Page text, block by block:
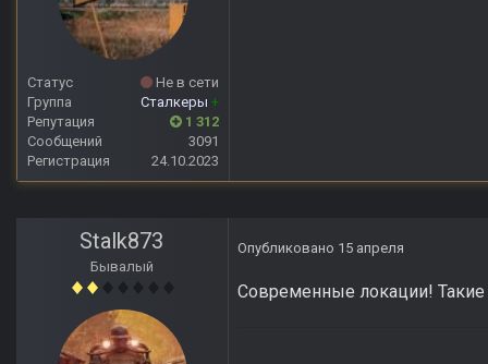
Статус
Не в сети
Группа
Сталкеры +
Репутация
1 312
Сообщений
3091
Регистрация
24.10.2023
Stalk873
Бывалый
Опубликовано 15 апреля
Современные локации!